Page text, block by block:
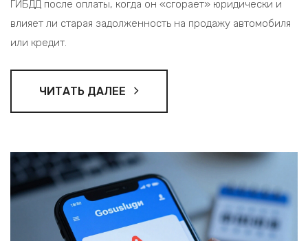
ГИБДД после оплаты, когда он «сгорает» юридически и
влияет ли старая задолженность на продажу автомобиля
или кредит.
ЧИТАТЬ ДАЛЕЕ